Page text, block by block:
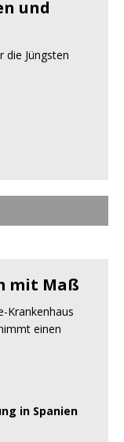
und
die Jüngsten
mit Maß
Krankenhaus
einen
in Spanien